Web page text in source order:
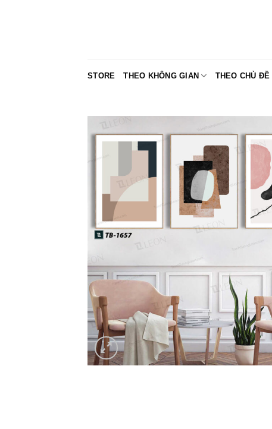
STORE THEO KHÔNG GIAN THEO CHỦ ĐỀ